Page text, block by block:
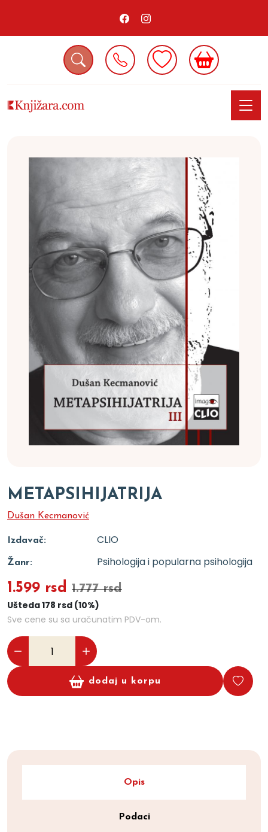
METAPSIHIJATRIJA
Dušan Kecmanović
Izdavač: CLIO
Žanr: Psihologija i popularna psihologija
1.599 rsd 1.777 rsd
Ušteda 178 rsd (10%)
Sve cene su sa uračunatim PDV-om.
dodaj u korpu
Opis
Podaci